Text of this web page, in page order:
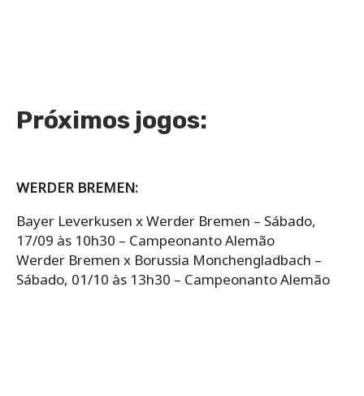
Próximos jogos:
WERDER BREMEN:
Bayer Leverkusen x Werder Bremen – Sábado,
17/09 às 10h30 – Campeonanto Alemão
Werder Bremen x Borussia Monchengladbach –
Sábado, 01/10 às 13h30 – Campeonanto Alemão